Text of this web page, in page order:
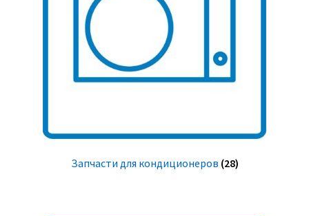
Запчасти для кондиционеров (28)